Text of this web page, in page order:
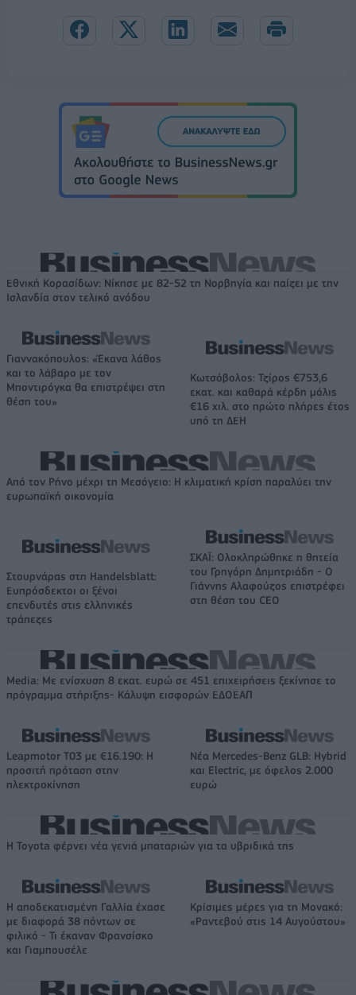
Εθνική Κορασίδων: Νίκησε με 82-52 τη Νορβηγία και παίζει με την
Ισλανδία στον τελικό ανόδου
Γιαννακόπουλος: «Έκανα λάθος
και το λάβαρο με τον
Μποντιρόγκα θα επιστρέψει στη
θέση του»
Κωτσόβολος: Τζίρος €753,6
εκατ. και καθαρά κέρδη μόλις
€16 χιλ. στο πρώτο πλήρες έτος
υπό τη ΔΕΗ
Από τον Ρήνο μέχρι τη Μεσόγειο: Η κλιματική κρίση παραλύει την
ευρωπαϊκή οικονομία
Στουρνάρας στη Handelsblatt:
Ευπρόσδεκτοι οι ξένοι
επενδυτές στις ελληνικές
τράπεζες
ΣΚΑΪ: Ολοκληρώθηκε η θητεία
του Γρηγόρη Δημητριάδη - Ο
Γιάννης Αλαφούζος επιστρέφει
στη θέση του CEO
Media: Με ενίσχυση 8 εκατ. ευρώ σε 451 επιχειρήσεις ξεκίνησε το
πρόγραμμα στήριξης- Κάλυψη εισφορών ΕΔΟΕΑΠ
Leapmotor T03 με €16.190: Η
προσιτή πρόταση στην
ηλεκτροκίνηση
Νέα Mercedes-Benz GLB: Hybrid
και Electric, με όφελος 2.000
ευρώ
Η Toyota φέρνει νέα γενιά μπαταριών για τα υβριδικά της
Η αποδεκατισμένη Γαλλία έχασε
με διαφορά 38 πόντων σε
φιλικό - Τι έκαναν Φρανσίσκο
και Γιαμπουσέλε
Κρίσιμες μέρες για τη Μονακό:
«Ραντεβού στις 14 Αυγούστου»